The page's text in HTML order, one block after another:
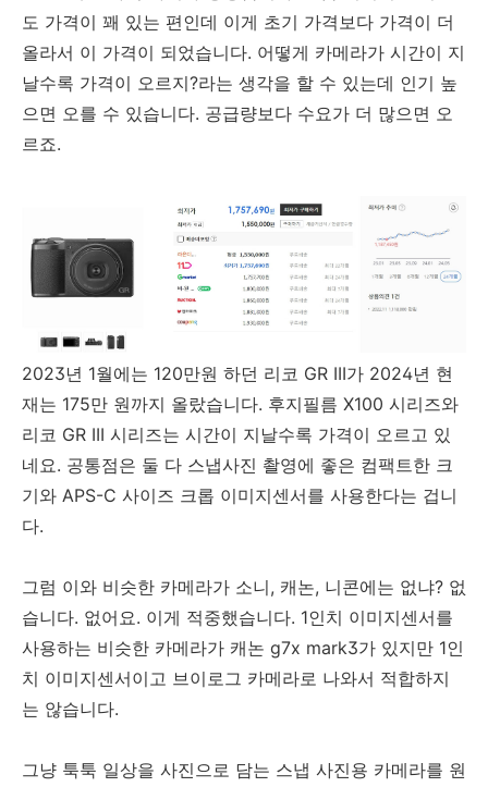
도 가격이 꽤 있는 편인데 이게 초기 가격보다 가격이 더
올라서 이 가격이 되었습니다. 어떻게 카메라가 시간이 지
날수록 가격이 오르지?라는 생각을 할 수 있는데 인기 높
으면 오를 수 있습니다. 공급량보다 수요가 더 많으면 오
르죠.
2023년 1월에는 120만원 하던 리코 GR III가 2024년 현
재는 175만 원까지 올랐습니다. 후지필름 X100 시리즈와
리코 GR III 시리즈는 시간이 지날수록 가격이 오르고 있
네요. 공통점은 둘 다 스냅사진 촬영에 좋은 컴팩트한 크
기와 APS-C 사이즈 크롭 이미지센서를 사용한다는 겁니
다.
그럼 이와 비슷한 카메라가 소니, 캐논, 니콘에는 없냐? 없
습니다. 없어요. 이게 적중했습니다. 1인치 이미지센서를
사용하는 비슷한 카메라가 캐논 g7x mark3가 있지만 1인
치 이미지센서이고 브이로그 카메라로 나와서 적합하지
는 않습니다.
그냥 툭툭 일상을 사진으로 담는 스냅 사진용 카메라를 원